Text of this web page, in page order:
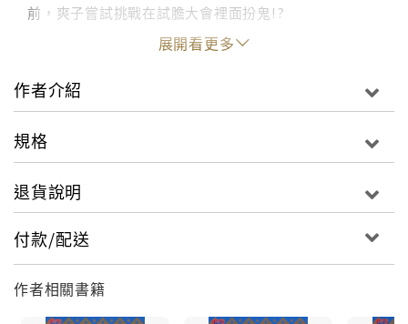
前，爽子嘗試挑戰在試膽大會裡面扮鬼!?
展開看更多
作者介紹
規格
退貨說明
付款/配送
作者相關書籍